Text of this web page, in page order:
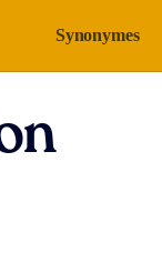
Synonymes